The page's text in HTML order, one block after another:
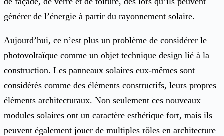
générer de l’énergie à partir du rayonnement solaire.
Aujourd’hui, ce n’est plus un problème de considérer le
photovoltaïque comme un objet technique design lié à la
construction. Les panneaux solaires eux-mêmes sont
considérés comme des éléments constructifs, leurs propres
éléments architecturaux. Non seulement ces nouveaux
modules solaires ont un caractère esthétique fort, mais ils
peuvent également jouer de multiples rôles en architecture